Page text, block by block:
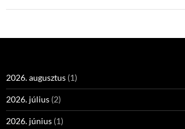
2026. augusztus (1)
2026. július (2)
2026. június (1)